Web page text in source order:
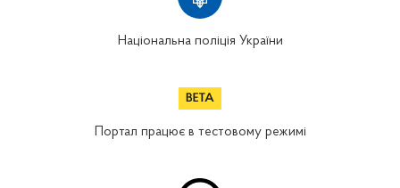
Національна поліція України
Портал працює в тестовому режимі